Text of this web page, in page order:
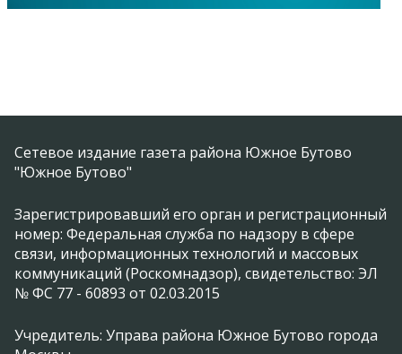
Сетевое издание газета района Южное Бутово
"Южное Бутово"
Зарегистрировавший его орган и регистрационный
номер: Федеральная служба по надзору в сфере
связи, информационных технологий и массовых
коммуникаций (Роскомнадзор), свидетельство: ЭЛ
№ ФС 77 - 60893 от 02.03.2015
Учредитель: Управа района Южное Бутово города